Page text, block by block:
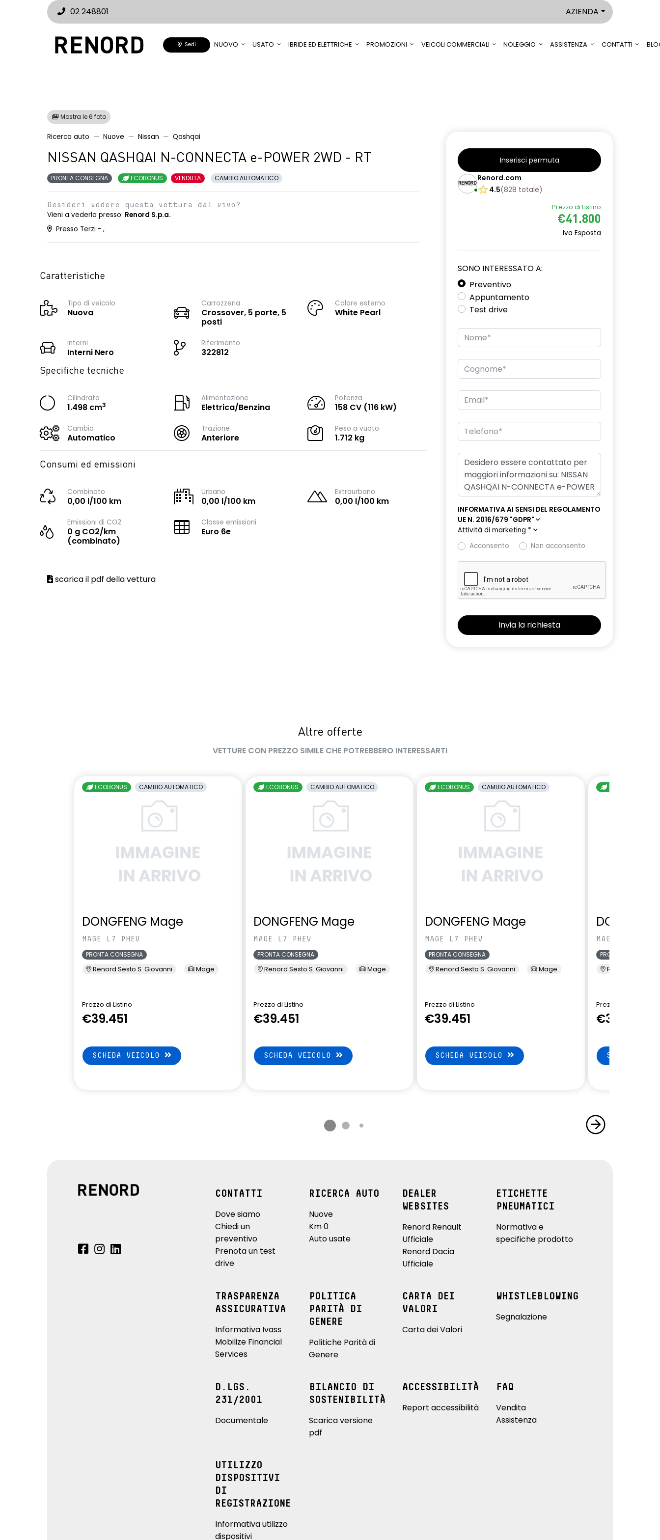
02 248801 AZIENDA
Sedi NUOVO USATO IBRIDE ED ELETTRICHE PROMOZIONI VEICOLI COMMERCIALI NOLEGGIO ASSISTENZA CONTATTI
Mostra le 6 foto
Ricerca auto Nuove Nissan Qashqai
NISSAN QASHQAI N-CONNECTA e-POWER 2WD - RT
PRONTA CONSEGNA ECOBONUS VENDUTA CAMBIO AUTOMATICO
Desideri vedere questa vettura dal vivo?
Vieni a vederla presso: Renord S.p.a.
Presso Terzi - ,
Caratteristiche
Tipo di veicolo
Nuova
Carrozzeria
Crossover, 5 porte, 5
posti
Colore esterno
White Pearl
Interni
Interni Nero
Riferimento
322812
Specifiche tecniche
Cilindrata
1.498 cm3
Alimentazione
Elettrica/Benzina
Potenza
158 CV (116 kW)
Cambio
Automatico
Trazione
Anteriore
Peso a vuoto
1.712 kg
Consumi ed emissioni
Combinato
0,00 l/100 km
Urbano
0,00 l/100 km
Extraurbano
0,00 l/100 km
Emissioni di CO2
0 g CO2/km
(combinato)
Classe emissioni
Euro 6e
scarica il pdf della vettura
Inserisci permuta
Renord.com
4.5(828 totale)
Prezzo di Listino
€41.800
Iva Esposta
SONO INTERESSATO A:
Preventivo
Appuntamento
Test drive
INFORMATIVA AI SENSI DEL REGOLAMENTO
UE N. 2016/679 "GDPR"
Attività di marketing *
Acconsento
Non acconsento
Altre offerte
VETTURE CON PREZZO SIMILE CHE POTREBBERO INTERESSARTI
ECOBONUS CAMBIO AUTOMATICO
DONGFENG Mage
MAGE L7 PHEV
PRONTA CONSEGNA
Renord Sesto S. Giovanni Mage
Prezzo di Listino
€39.451
SCHEDA VEICOLO
ECOBONUS CAMBIO AUTOMATICO
DONGFENG Mage
MAGE L7 PHEV
PRONTA CONSEGNA
Renord Sesto S. Giovanni Mage
Prezzo di Listino
€39.451
SCHEDA VEICOLO
ECOBONUS CAMBIO AUTOMATICO
DONGFENG Mage
MAGE L7 PHEV
PRONTA CONSEGNA
Renord Sesto S. Giovanni Mage
Prezzo di Listino
€39.451
SCHEDA VEICOLO
ECOBONUS
MAGE L7 PHEV
PRONTA CONSEGNA
Renord Sesto S.
Prezzo di Listino
€39.451
SCHEDA
CONTATTI
Dove siamo
Chiedi un
preventivo
Prenota un test
drive
RICERCA AUTO
Nuove
Km 0
Auto usate
DEALER
WEBSITES
Renord Renault
Ufficiale
Renord Dacia
Ufficiale
ETICHETTE
PNEUMATICI
Normativa e
specifiche prodotto
TRASPARENZA
ASSICURATIVA
Informativa Ivass
Mobilize Financial
Services
POLITICA
PARITÀ DI
GENERE
Politiche Parità di
Genere
CARTA DEI
VALORI
Carta dei Valori
WHISTLEBLOWING
Segnalazione
D.LGS.
231/2001
Documentale
BILANCIO DI
SOSTENIBILITÀ
Scarica versione
pdf
ACCESSIBILITÀ
Report accessibilità
FAQ
Vendita
Assistenza
UTILIZZO
DISPOSITIVI
DI
REGISTRAZIONE
Informativa utilizzo
dispositivi